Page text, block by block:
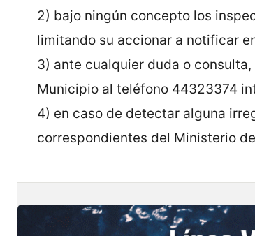
2) bajo ningún concepto los
limitando su accionar a notificar
3) ante cualquier duda o
Municipio al teléfono 44323374
4) en caso de detectar alguna
correspondientes del Ministerio